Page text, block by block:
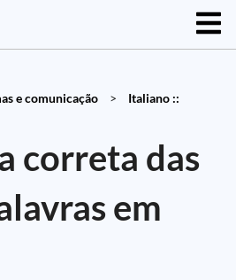
e comunicação > Italiano ::
correta das
em